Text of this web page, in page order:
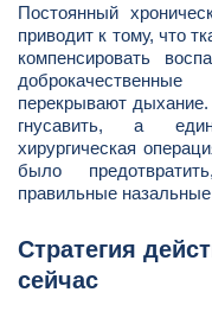
Постоянный
приводит к тому, что
компенсировать
перекрывают
гнусавить, а
хирургическая
было
правильные
Стратегия
сейчас